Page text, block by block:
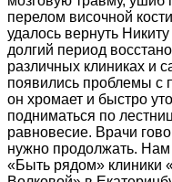
перелом височной
удалось вернуть
долгий период
различных клиниках и
появились проблемы с
он хромает и быстро
подниматься по
равновесие. Врачи
нужно продолжать. Нам
«Быть рядом» клиники